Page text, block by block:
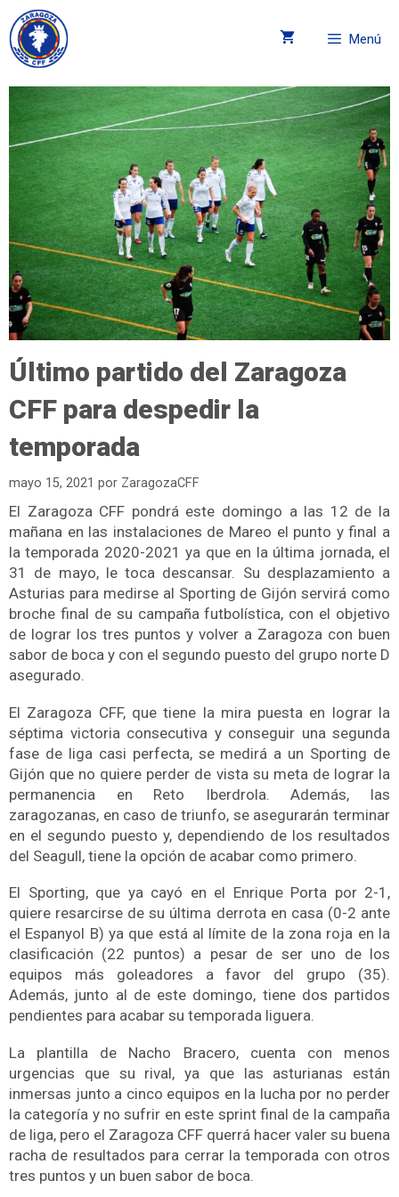
Menú
Último partido del Zaragoza
CFF para despedir la
temporada
mayo 15, 2021 por ZaragozaCFF
El Zaragoza CFF pondrá este domingo a las 12 de la
mañana en las instalaciones de Mareo el punto y final a
la temporada 2020-2021 ya que en la última jornada, el
31 de mayo, le toca descansar. Su desplazamiento a
Asturias para medirse al Sporting de Gijón servirá como
broche final de su campaña futbolística, con el objetivo
de lograr los tres puntos y volver a Zaragoza con buen
sabor de boca y con el segundo puesto del grupo norte D
asegurado.
El Zaragoza CFF, que tiene la mira puesta en lograr la
séptima victoria consecutiva y conseguir una segunda
fase de liga casi perfecta, se medirá a un Sporting de
Gijón que no quiere perder de vista su meta de lograr la
permanencia en Reto Iberdrola. Además, las
zaragozanas, en caso de triunfo, se asegurarán terminar
en el segundo puesto y, dependiendo de los resultados
del Seagull, tiene la opción de acabar como primero.
El Sporting, que ya cayó en el Enrique Porta por 2-1,
quiere resarcirse de su última derrota en casa (0-2 ante
el Espanyol B) ya que está al límite de la zona roja en la
clasificación (22 puntos) a pesar de ser uno de los
equipos más goleadores a favor del grupo (35).
Además, junto al de este domingo, tiene dos partidos
pendientes para acabar su temporada liguera.
La plantilla de Nacho Bracero, cuenta con menos
urgencias que su rival, ya que las asturianas están
inmersas junto a cinco equipos en la lucha por no perder
la categoría y no sufrir en este sprint final de la campaña
de liga, pero el Zaragoza CFF querrá hacer valer su buena
racha de resultados para cerrar la temporada con otros
tres puntos y un buen sabor de boca.